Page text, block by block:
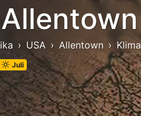
USA Allentown Klima
Juli